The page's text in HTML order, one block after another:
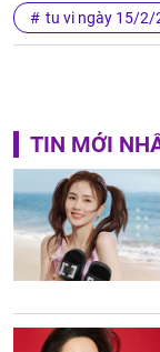
tu vi ngày 15/2/
TIN MỚI